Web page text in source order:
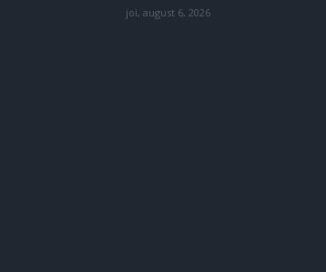
joi, august 6, 2026